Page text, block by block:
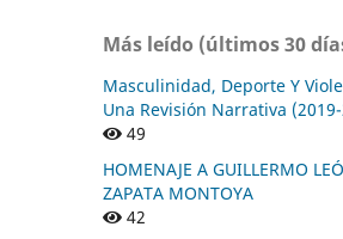
Más leído (últimos 30
Masculinidad, Deporte Y
Una Revisión Narrativa
49
HOMENAJE A GUILLERMO
ZAPATA MONTOYA
42